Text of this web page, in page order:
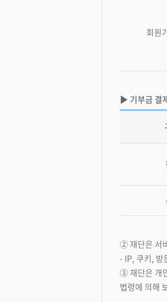
회원
▶ 기부금 결
② 재단은 서
- IP, 쿠키, 방
③ 재단은 개
법령에 의해